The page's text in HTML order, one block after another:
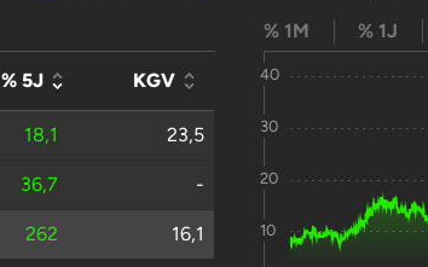
% 5J KGV
18,1 23,5
36,7 -
262 16,1
% 1M
% 1J
10
20
30
40